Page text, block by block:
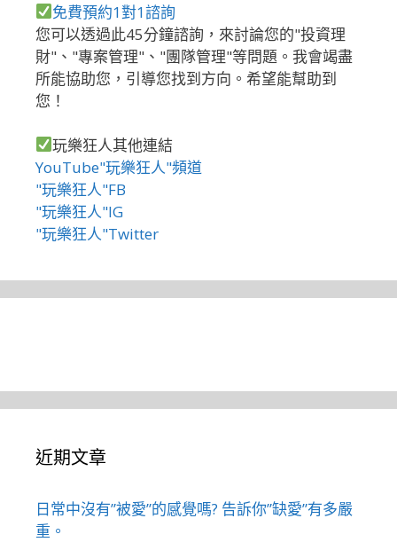
免費預約1對1諮詢
您可以透過此45分鐘諮詢，來討論您的"投資理
財"、"專案管理"、"團隊管理"等問題。我會竭盡
所能協助您，引導您找到方向。希望能幫助到
您！
玩樂狂人其他連結
YouTube"玩樂狂人"頻道
"玩樂狂人"FB
"玩樂狂人"IG
"玩樂狂人"Twitter
近期文章
日常中沒有”被愛”的感覺嗎? 告訴你”缺愛”有多嚴
重。